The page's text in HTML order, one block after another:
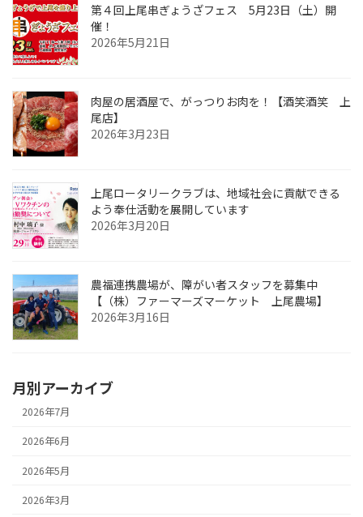
第４回上尾串ぎょうざフェス 5月23日（土）開
催！
2026年5月21日
肉屋の居酒屋で、がっつりお肉を！【酒笑酒笑 上
尾店】
2026年3月23日
上尾ロータリークラブは、地域社会に貢献できる
よう奉仕活動を展開しています
2026年3月20日
農福連携農場が、障がい者スタッフを募集中
【（株）ファーマーズマーケット 上尾農場】
2026年3月16日
月別アーカイブ
2026年7月
2026年6月
2026年5月
2026年3月